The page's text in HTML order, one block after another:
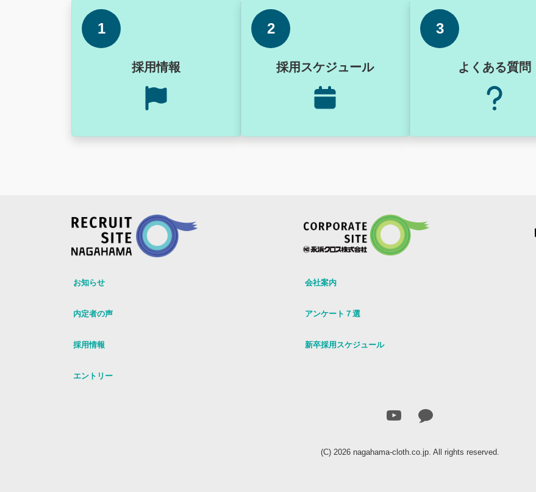
1
採用情報
2
採用スケジュール
3
よくある質問
お知らせ 会社案内
内定者の声 アンケート７選
採用情報 新卒採用スケジュール
エントリー
(C) 2026 nagahama-cloth.co.jp. All rights reserved.